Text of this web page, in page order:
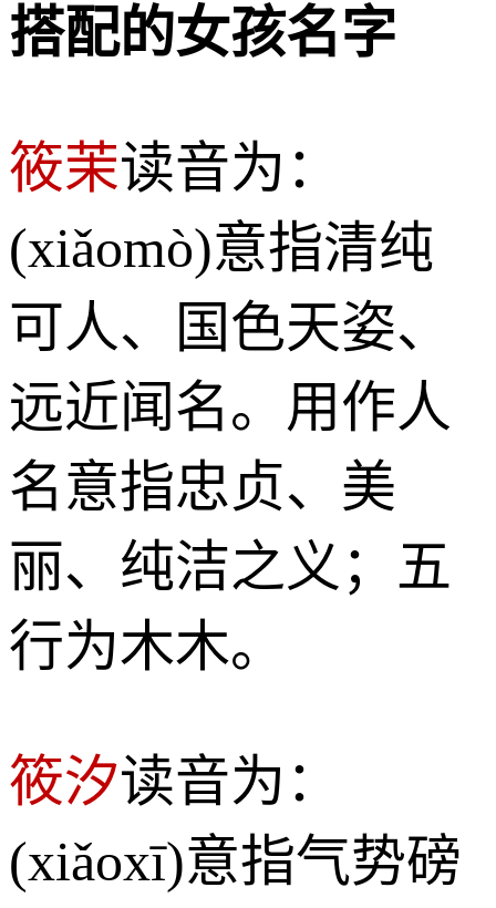
搭配的女孩名字
筱茉读音为：
(xiǎomò)意指清纯
可人、国色天姿、
远近闻名。用作人
名意指忠贞、美
丽、纯洁之义；五
行为木木。
筱汐读音为：
(xiǎoxī)意指气势磅